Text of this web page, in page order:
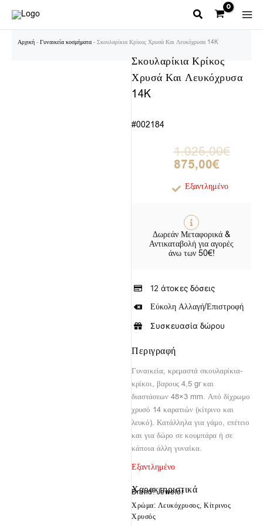
περιεχόμενο
Αρχική - Γυναικεία κοσμήματα - Σκουλαρίκια Κρίκος Χρυσά Και Λευκόχρυσα 14K
Σκουλαρίκια Κρίκος
Χρυσά Και Λευκόχρυσα
14K
#002184
1.025,00€
Original
price
was:
1.025,00€.
875,00€
Η
τρέχουσα
τιμή
είναι:
875,00€.
Εξαντλημένο
Δωρεάν Μεταφορικά &
Αντικαταβολή για αγορές
άνω των 50€!
12 άτοκες δόσεις
Εύκολη Αλλαγή/Επιστροφή
Συσκευασία δώρου
Περιγραφή
Γυναικεία, κρεμαστά σκουλαρίκια-
κρίκοι, βαρους 4,5 gr και
διαστάσεων 48×3 mm. Από δίχρωμο
χρυσό 14 καρατιών (κίτρινο και
λευκό). Κατάλληλα για γάμο, επέτειο
και για δώρο σε κουμπάρα ή σε
κάποια άλλη γυναίκα.
Εξαντλημένο
Χαρακτηριστικά
Brand: Jewelor
Χρώμα: Λευκόχρυσος, Κίτρινος
Χρυσός